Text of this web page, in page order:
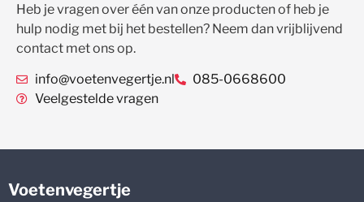
Heb je vragen over één van onze producten of heb je
hulp nodig met bij het bestellen? Neem dan vrijblijvend
contact met ons op.
info@voetenvegertje.nl
085-0668600
Veelgestelde vragen
Voetenvegertje